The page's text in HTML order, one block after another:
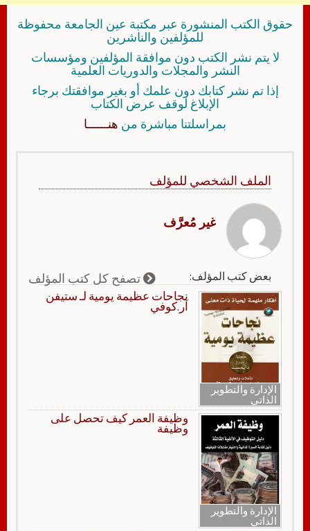
حقوق الكتب المنشورة عبر مكتبة عين الجامعة محفوظة
للمؤلفين والناشرين
لا يتم نشر الكتب دون موافقة المؤلفين ومؤسسات
النشر والمجلات والدوريات العلمية
إذا تم نشر كتابك دون علمك أو بغير موافقتك برجاء
الإبلاغ لوقف عرض الكتاب
بمراسلتنا مباشرة من هنــــــا
الملف الشخصي للمؤلف
غير مُعرَّف
بعض كتب المؤلف: تصفح كل كتب المؤلف
الإدارة والتطوير
الذاتي
نجاحات عظيمة يومية لـ ستيفن
آر.كوفي
الإدارة والتطوير
الذاتي
وظيفة العمر كيف تحصل على
وظيفة